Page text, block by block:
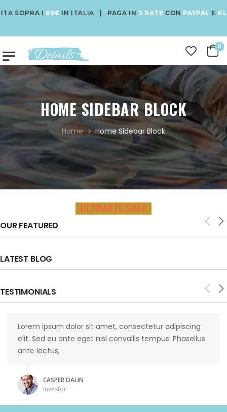
SOPRA I69€IN ITALIA | PAGA IN 3 RATECONPAYPALE
0
HOME SIDEBAR BLOCK
Home Home Sidebar Block
ULTIMATE SALE
OUR FEATURED
LATEST BLOG
TESTIMONIALS
Lorem ipsum dolor sit amet, consectetur adipiscing
elit. Sed eu ante eget nisl convallis tempus. Phasellus
ante lectus,
CASPER DALIN
Investor